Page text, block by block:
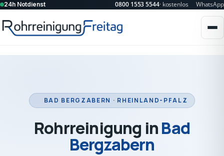
24h Notdienst 0800 1553 5544· kostenlos WhatsApp
BAD BERGZABERN · RHEINLAND-PFALZ
Rohrreinigung inBad
Bergzabern